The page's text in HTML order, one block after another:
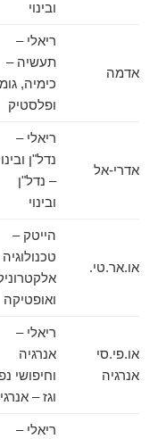
ובינוי
אדמה
ריאלי –
תעשיה –
כימיה, גומי
ופלסטיק
אדרי-אל
ריאלי –
נדל"ן ובינוי
– נדל"ן
ובינוי
או.אר.טי.
הייטק –
טכנולוגיה –
אלקטרוניקה
ואופטיקה
או.פי.סי
אנרגיה
ריאלי –
אנרגיה
וחיפושי נפט
וגז – אנרגיה
ריאלי –